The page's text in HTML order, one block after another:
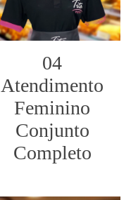
04
Atendimento
Feminino
Conjunto
Completo